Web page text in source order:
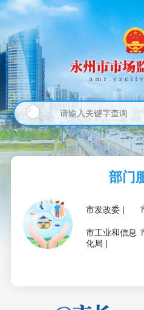
部门
市发改委
市工业和信息
化局